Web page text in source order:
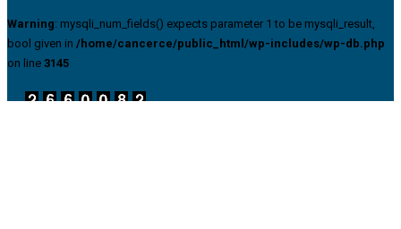
Warning: mysqli_num_fields() expects parameter 1 to be mysqli_result,
bool given in /home/cancerce/public_html/wp-includes/wp-db.php
on line 3145